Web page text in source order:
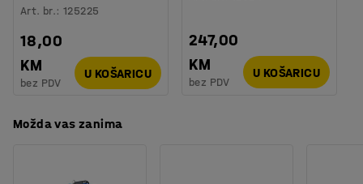
Art. br.:125225
18,00
KM
bez PDV
U KOŠARICU
247,00
KM
bez PDV
U KOŠARICU
Možda vas zanima